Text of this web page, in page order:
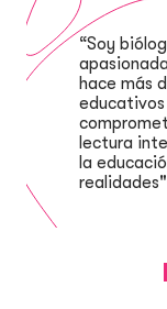
“Soy
hace más
lectura
la